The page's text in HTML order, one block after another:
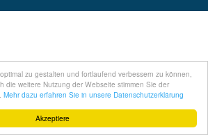
Akzeptiere
zu gestalten und fortlaufend verbessern zu können,
die weitere Nutzung der Webseite stimmen Sie der
Mehr dazu erfahren Sie in unsere Datenschutzerklärung